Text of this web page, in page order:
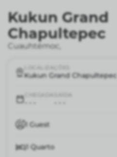
Kukun Grand
Chapultepec
Cuauhtémoc
Kukun Grand Chapultepec
1 Guest
1 Quarto